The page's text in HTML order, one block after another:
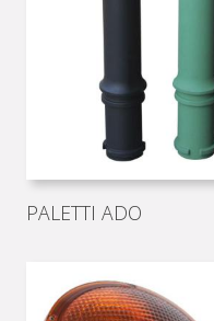
PALETTI ADO